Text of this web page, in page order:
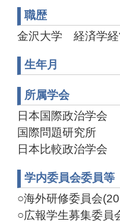
職歴
金沢大学 経済学
生年月
所属学会
日本国際政治学会
国際問題研究所
日本比較政治学会
学内委員会委員等
○海外研修委員会
○広報学生募集委